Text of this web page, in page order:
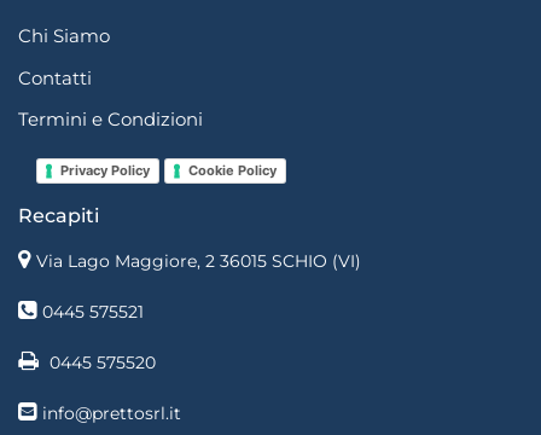
Chi Siamo
Contatti
Termini e Condizioni
Privacy Policy Cookie Policy
Recapiti
Via Lago Maggiore, 2 36015 SCHIO (VI)
0445 575521
0445 575520
info@prettosrl.it